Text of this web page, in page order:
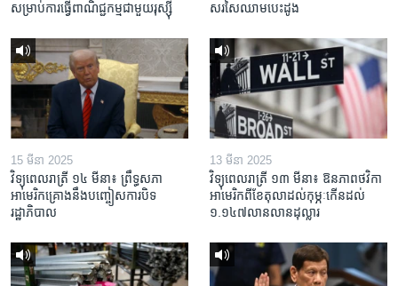
សម្រាប់​ការ​ធ្វើ​ពាណិជ្ជកម្ម​ជាមួយ​រុស្ស៊ី
សរសៃ​ឈាម​បេះដូង
15 មីនា 2025
វិទ្យុពេលរាត្រី ១៤ មីនា៖ ព្រឹទ្ធសភា
អាមេរិកគ្រោងនឹងបញ្ចៀសការបិទ
រដ្ឋាភិបាល
13 មីនា 2025
វិទ្យុពេលរាត្រី ១៣ មីនា៖ ឱនភាព​ថវិកា​
អាមេរិក​ពី​ខែ​តុលា​ដល់​កុម្ភៈ​កើន​ដល់​
១.១៤៧​លានលាន​ដុល្លារ